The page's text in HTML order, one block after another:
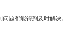
题都能得到及时解决。